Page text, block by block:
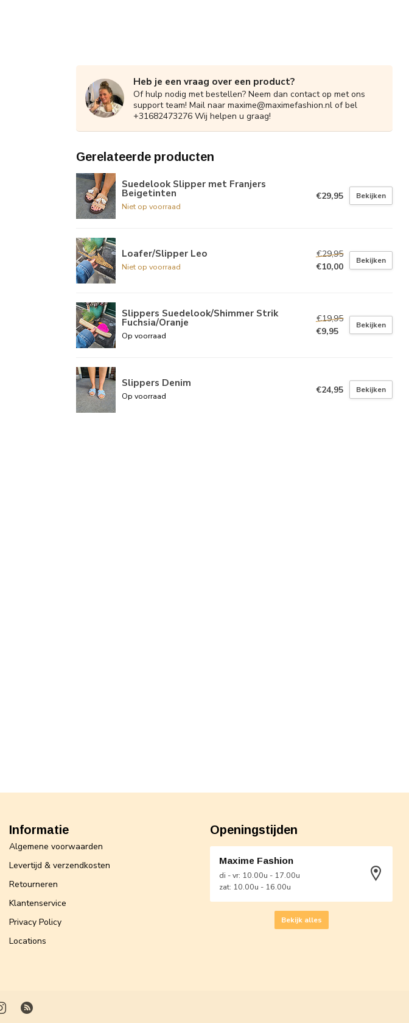
Heb je een vraag over een product?
Of hulp nodig met bestellen? Neem dan contact op met ons
support team! Mail naar maxime@maximefashion.nl of bel
+31682473276 Wij helpen u graag!
Gerelateerde producten
Suedelook Slipper met Franjers
Beigetinten
Niet op voorraad
€29,95 Bekijken
Loafer/Slipper Leo
Niet op voorraad
€29,95
€10,00
Bekijken
Slippers Suedelook/Shimmer Strik
Fuchsia/Oranje
Op voorraad
€19,95
€9,95
Bekijken
Slippers Denim
Op voorraad
€24,95 Bekijken
Informatie
Algemene voorwaarden
Levertijd & verzendkosten
Retourneren
Klantenservice
Privacy Policy
Locations
Openingstijden
Maxime Fashion
di - vr: 10.00u - 17.00u
zat: 10.00u - 16.00u
Bekijk alles